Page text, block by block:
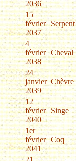
2036
15
février
2037
Serpent
4
février
2038
Cheval
24
janvier
2039
Chèvre
12
février
2040
Singe
1er
février
2041
Coq